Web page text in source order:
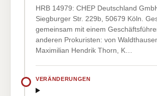
HRB 14979: CHEP Deutschland
Siegburger Str. 229b, 50679 Köln.
gemeinsam mit einem
anderen Prokuristen: von
Maximilian Hendrik Thorn, K…
VERÄNDERUNGEN